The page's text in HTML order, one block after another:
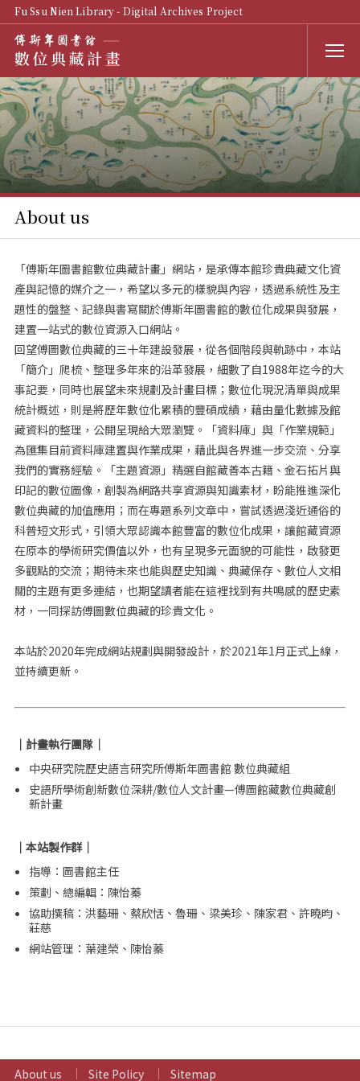
Fu Ssu Nien Library - Digital Archives Project
About us
「傅斯年圖書館數位典藏計畫」網站，是承傳本館珍貴典藏文化資
產與記憶的媒介之一，希望以多元的樣貌與內容，透過系統性及主
題性的盤整、記錄與書寫關於傅斯年圖書館的數位化成果與發展，
建置一站式的數位資源入口網站。
回望傅圖數位典藏的三十年建設發展，從各個階段與軌跡中，本站
「簡介」爬梳、整理多年來的沿革發展，細數了自1988年迄今的大
事記要，同時也展望未來規劃及計畫目標；數位化現況清單與成果
統計概述，則是將歷年數位化累積的豐碩成績，藉由量化數據及館
藏資料的整理，公開呈現給大眾瀏覽。「資料庫」與「作業規範」
為匯集目前資料庫建置與作業成果，藉此與各界進一步交流、分享
我們的實務經驗。「主題資源」精選自館藏善本古籍、金石拓片與
印記的數位圖像，創製為網路共享資源與知識素材，盼能推進深化
數位典藏的加值應用；而在專題系列文章中，嘗試透過淺近通俗的
科普短文形式，引領大眾認識本館豐富的數位化成果，讓館藏資源
在原本的學術研究價值以外，也有呈現多元面貌的可能性，啟發更
多觀點的交流；期待未來也能與歷史知識、典藏保存、數位人文相
關的主題有更多連結，也期望讀者能在這裡找到有共鳴感的歷史素
材，一同探訪傅圖數位典藏的珍貴文化。
本站於2020年完成網站規劃與開發設計，於2021年1月正式上線，
並持續更新。
｜計畫執行團隊｜
中央研究院歷史語言研究所傅斯年圖書館 數位典藏組
史語所學術創新數位深耕/數位人文計畫—傅圖館藏數位典藏創
新計畫
｜本站製作群｜
指導：圖書館主任
策劃、總編輯：陳怡蓁
協助撰稿：洪藝珊、蔡欣恬、魯珊、梁美珍、陳家君、許曉昀、
莊慈
網站管理：葉建榮、陳怡蓁
About us Site Policy Sitemap